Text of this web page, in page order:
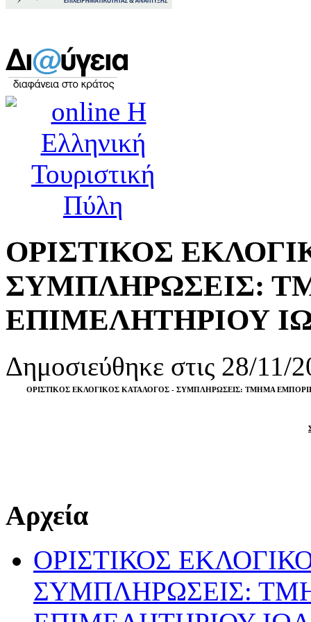
ΟΡΙΣΤΙΚΟΣ
ΣΥΜΠΛΗΡΩΣΕΙΣ:
ΕΠΙΜΕΛΗΤΗΡΙΟΥ
Δημοσιεύθηκε στις 28/11/
ΟΡΙΣΤΙΚΟΣ ΕΚΛΟΓΙΚΟΣ ΚΑΤΑΛΟΓΟΣ - ΣΥΜΠΛΗΡΩΣΕΙΣ: ΤΜΗΜΑ
Αρχεία
ΟΡΙΣΤΙΚΟΣ
ΣΥΜΠΛΗΡΩΣΕΙΣ: